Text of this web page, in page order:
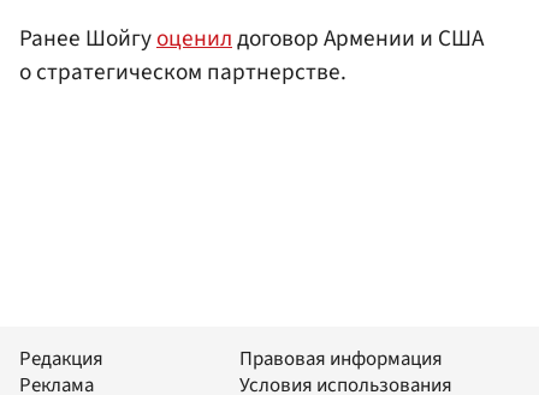
Ранее Шойгуоценилдоговор Армении и США
о стратегическом партнерстве.
Редакция
Реклама
Правовая информация
Условия использования